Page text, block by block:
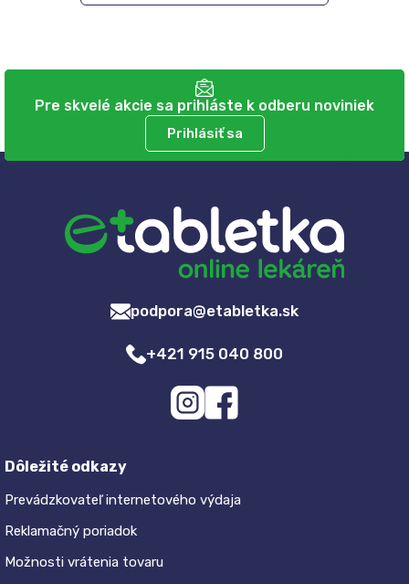
Pre skvelé akcie sa prihláste k odberu noviniek
Prihlásiť sa
podpora@etabletka.sk
+421 915 040 800
Dôležité odkazy
Prevádzkovateľ internetového výdaja
Reklamačný poriadok
Možnosti vrátenia tovaru